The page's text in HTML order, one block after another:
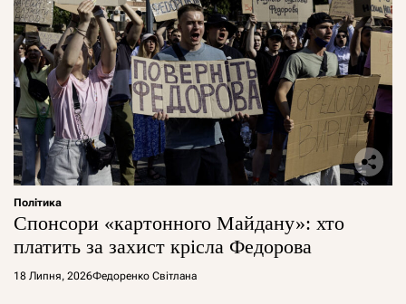
Політика
Спонсори «картонного Майдану»: хто
платить за захист крісла Федорова
18 Липня, 2026Федоренко Світлана